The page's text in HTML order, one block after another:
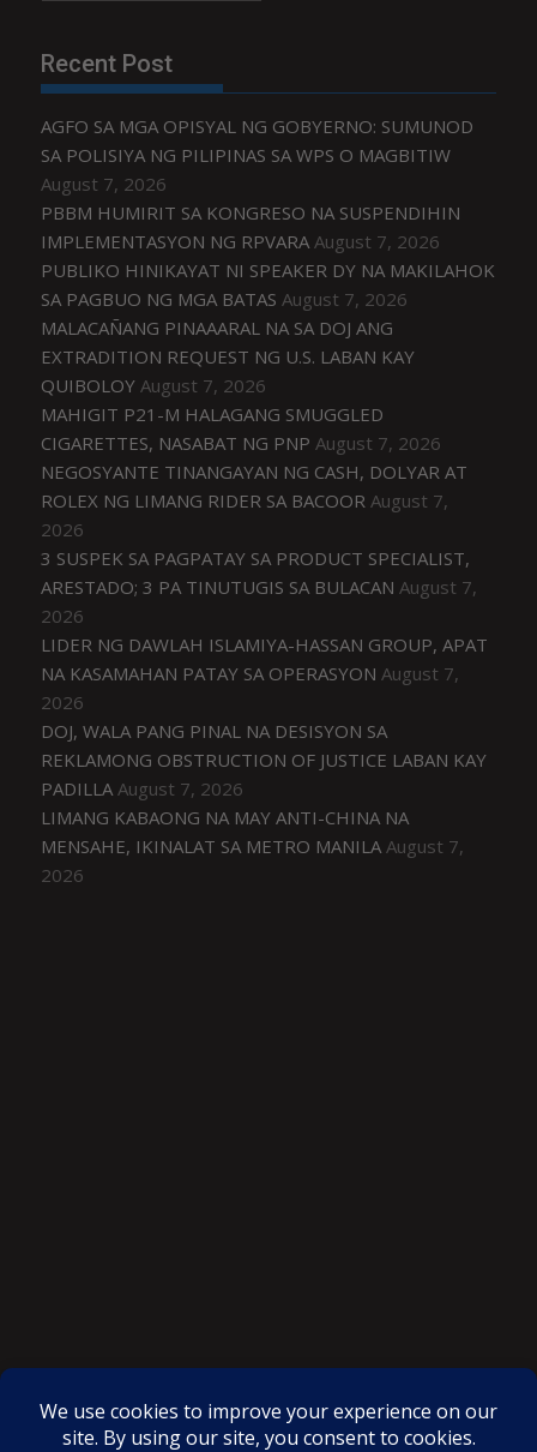
Recent Post
AGFO SA MGA OPISYAL NG GOBYERNO: SUMUNOD
SA POLISIYA NG PILIPINAS SA WPS O MAGBITIW
August 7, 2026
PBBM HUMIRIT SA KONGRESO NA SUSPENDIHIN
IMPLEMENTASYON NG RPVARA August 7, 2026
PUBLIKO HINIKAYAT NI SPEAKER DY NA MAKILAHOK
SA PAGBUO NG MGA BATAS August 7, 2026
MALACAÑANG PINAAARAL NA SA DOJ ANG
EXTRADITION REQUEST NG U.S. LABAN KAY
QUIBOLOY August 7, 2026
MAHIGIT P21-M HALAGANG SMUGGLED
CIGARETTES, NASABAT NG PNP August 7, 2026
NEGOSYANTE TINANGAYAN NG CASH, DOLYAR AT
ROLEX NG LIMANG RIDER SA BACOOR August 7,
2026
3 SUSPEK SA PAGPATAY SA PRODUCT SPECIALIST,
ARESTADO; 3 PA TINUTUGIS SA BULACAN August 7,
2026
LIDER NG DAWLAH ISLAMIYA-HASSAN GROUP, APAT
NA KASAMAHAN PATAY SA OPERASYON August 7,
2026
DOJ, WALA PANG PINAL NA DESISYON SA
REKLAMONG OBSTRUCTION OF JUSTICE LABAN KAY
PADILLA August 7, 2026
LIMANG KABAONG NA MAY ANTI-CHINA NA
MENSAHE, IKINALAT SA METRO MANILA August 7,
2026